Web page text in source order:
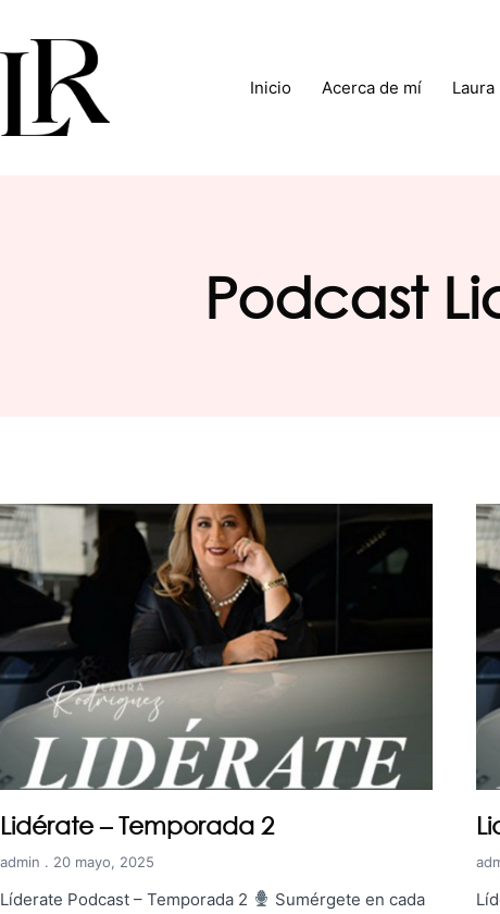
Inicio Acerca de mí
Podcast
Lidérate – Temporada 2
admin 20 mayo, 2025
Líderate Podcast – Temporada 2
Sumérgete en cada